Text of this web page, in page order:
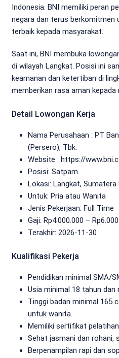
Indonesia. BNI memiliki peran
negara dan terus berkomitmen
terbaik kepada masyarakat.
Saat ini, BNI membuka
di wilayah Langkat. Posisi ini
keamanan dan ketertiban di
memberikan rasa aman kepada
Detail Lowongan Kerja
Nama Perusahaan : PT
(Persero), Tbk.
Website : https://
Posisi: Satpam
Lokasi: Langkat, Sumatera
Untuk: Pria atau Wanita
Jenis Pekerjaan: Full Time
Gaji: Rp4.000.000 – Rp
Terakhir: 2026-11-30
Kualifikasi Pekerja
Pendidikan minimal SMA/
Usia minimal 18 tahun dan
Tinggi badan minimal 165
untuk wanita.
Memiliki sertifikat
Sehat jasmani dan rohani,
Berpenampilan rapi dan